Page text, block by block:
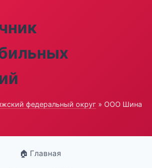
федеральный округ » ООО Шина
🏠 Главная